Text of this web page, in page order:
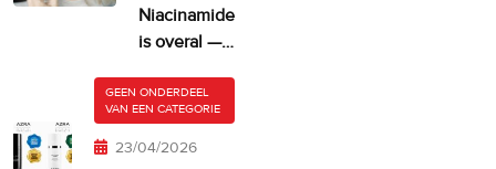
Niacinamide
is overal —
je huid er
misschien
te veel van?
GEEN ONDERDEEL
VAN EEN CATEGORIE
23/04/2026